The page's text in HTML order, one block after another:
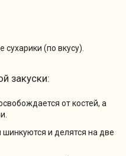
(по вкусу).
закуски:
от костей, а
и делятся на две